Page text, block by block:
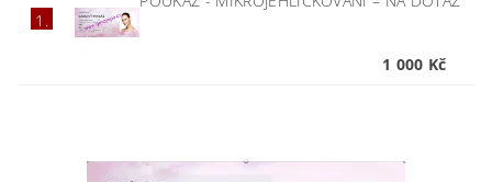
1.
1 000 Kč